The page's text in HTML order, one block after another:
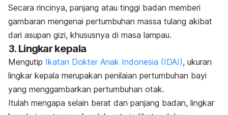
Secara rincinya, panjang atau tinggi badan memberi
gambaran mengenai pertumbuhan massa tulang akibat
dari asupan gizi, khususnya di masa lampau.
3. Lingkar kepala
Mengutip Ikatan Dokter Anak Indonesia (IDAI), ukuran
lingkar kepala merupakan penilaian pertumbuhan bayi
yang menggambarkan pertumbuhan otak.
Itulah mengapa selain berat dan panjang badan, lingkar